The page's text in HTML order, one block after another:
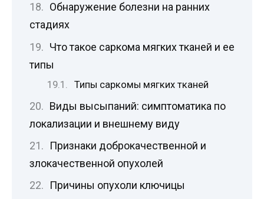
Обнаружение болезни на ранних
стадиях
Что такое саркома мягких тканей и ее
типы
Типы саркомы мягких тканей
Виды высыпаний: симптоматика по
локализации и внешнему виду
Признаки доброкачественной и
злокачественной опухолей
Причины опухоли ключицы